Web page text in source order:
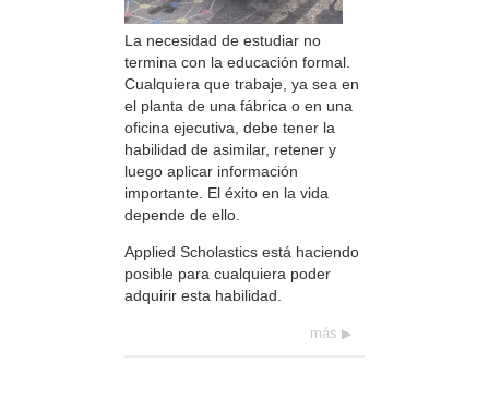
La necesidad de estudiar no
termina con la educación formal.
Cualquiera que trabaje, ya sea en
el planta de una fábrica o en una
oficina ejecutiva, debe tener la
habilidad de asimilar, retener y
luego aplicar información
importante. El éxito en la vida
depende de ello.
Applied Scholastics está haciendo
posible para cualquiera poder
adquirir esta habilidad.
más